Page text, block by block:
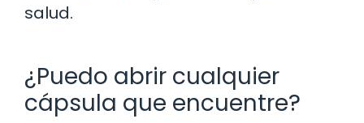
salud.
¿Puedo abrir cualquier
cápsula que encuentre?